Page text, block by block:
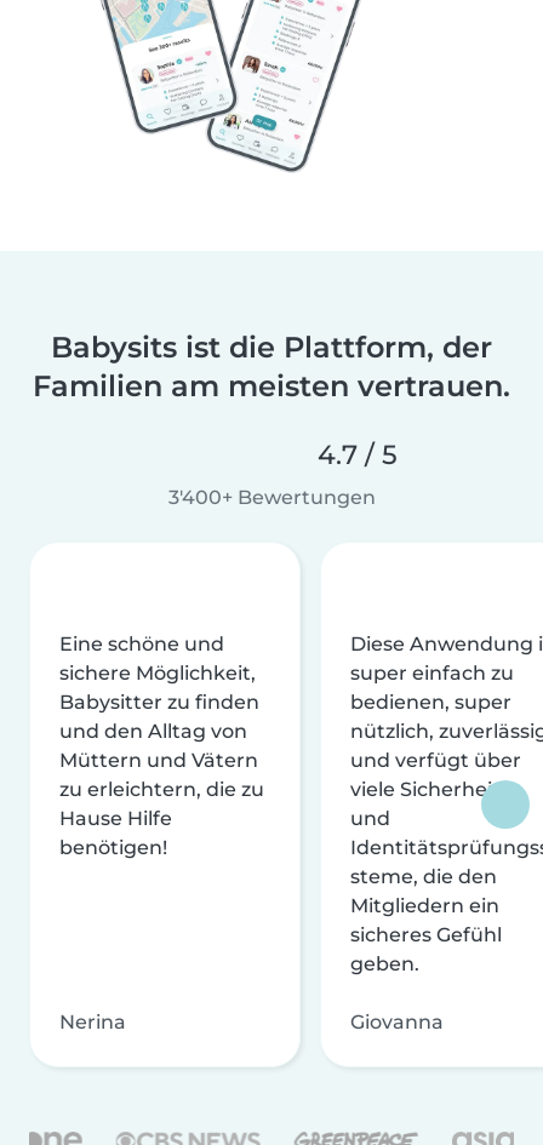
Babysits ist die Plattform, der
Familien am meisten vertrauen.
4.7 / 5
3'400+ Bewertungen
Eine schöne und
sichere Möglichkeit,
Babysitter zu finden
und den Alltag von
Müttern und Vätern
zu erleichtern, die zu
Hause Hilfe
benötigen!
Nerina
Diese Anwendung
super einfach zu
bedienen, super
nützlich,
und verfügt über
viele Sicherheits-
und
steme, die den
Mitgliedern ein
sicheres Gefühl
geben.
Giovanna